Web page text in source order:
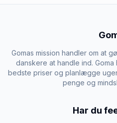
Gomas mission handler om at
danskere at handle ind.
bedste priser og planlægge
penge og
Har du